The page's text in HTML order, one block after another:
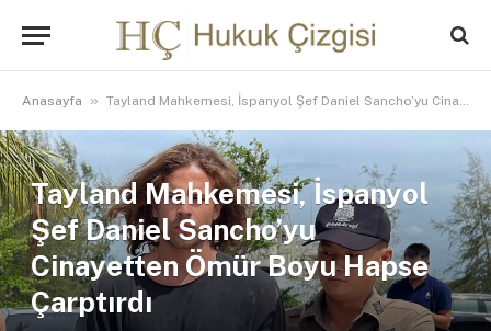
Anasayfa » Tayland Mahkemesi, İspanyol Şef Daniel Sancho’yu Cinayetten Ömür Boyu Hapse Çarptırdı
Tayland Mahkemesi, İspanyol
Şef Daniel Sancho’yu
Cinayetten Ömür Boyu Hapse
Çarptırdı